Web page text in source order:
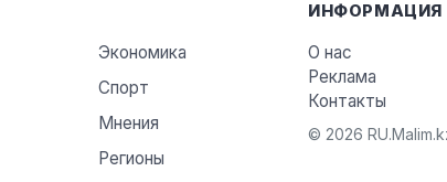
Экономика
Спорт
Мнения
Регионы
ИНФОРМАЦИЯ
О нас
Реклама
Контакты
© 2026